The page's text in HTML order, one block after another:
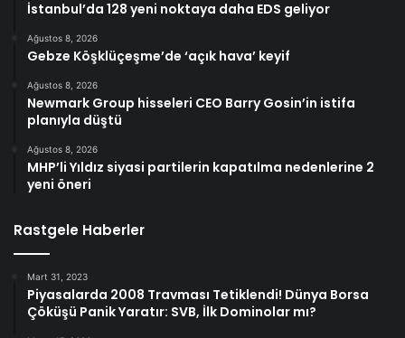
İstanbul’da 128 yeni noktaya daha EDS geliyor
Ağustos 8, 2026
Gebze Köşklüçeşme’de ‘açık hava’ keyif
Ağustos 8, 2026
Newmark Group hisseleri CEO Barry Gosin’in istifa
planıyla düştü
Ağustos 8, 2026
MHP’li Yıldız siyasi partilerin kapatılma nedenlerine 2
yeni öneri
Rastgele Haberler
Mart 31, 2023
Piyasalarda 2008 Travması Tetiklendi! Dünya Borsa
Çöküşü Panik Yaratır: SVB, İlk Dominolar mı?